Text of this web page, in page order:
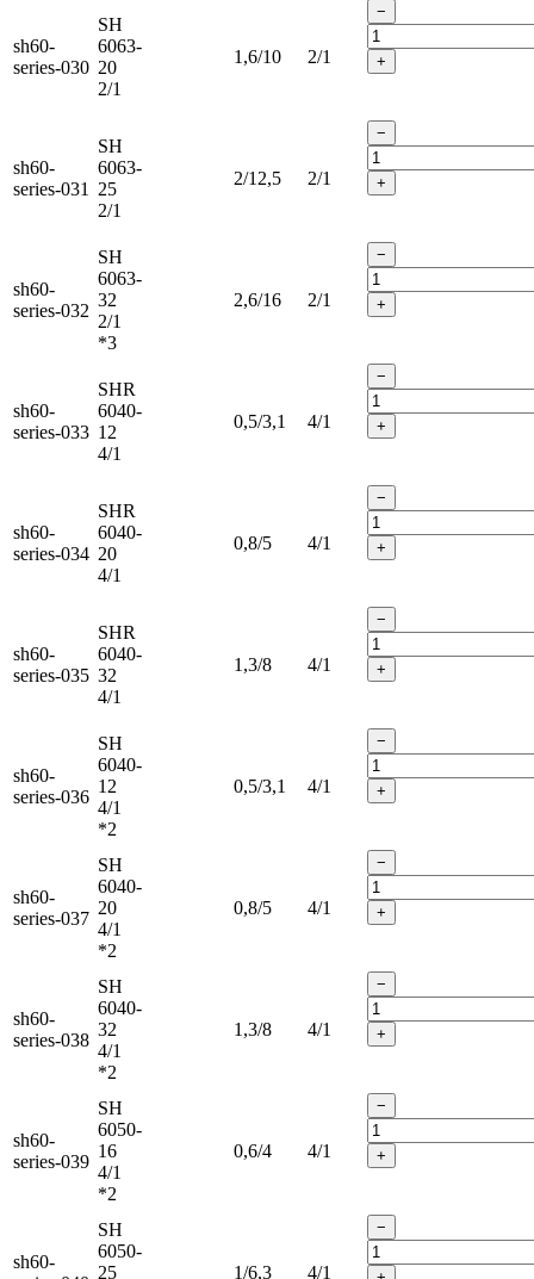
sh60-
series-030
SH
6063-
20
2/1
1,6/10 2/1
−
+
sh60-
series-031
SH
6063-
25
2/1
2/12,5 2/1
−
+
sh60-
series-032
SH
6063-
32
2/1
*3
2,6/16 2/1
−
+
sh60-
series-033
SHR
6040-
12
4/1
0,5/3,1 4/1
−
+
sh60-
series-034
SHR
6040-
20
4/1
0,8/5 4/1
−
+
sh60-
series-035
SHR
6040-
32
4/1
1,3/8 4/1
−
+
sh60-
series-036
SH
6040-
12
4/1
*2
0,5/3,1 4/1
−
+
sh60-
series-037
SH
6040-
20
4/1
*2
0,8/5 4/1
−
+
sh60-
series-038
SH
6040-
32
4/1
*2
1,3/8 4/1
−
+
sh60-
series-039
SH
6050-
16
4/1
*2
0,6/4 4/1
−
+
sh60-
SH
6050-
25
1/6,3 4/1
−